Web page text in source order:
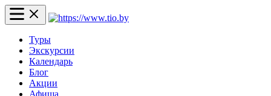
Туры
Экскурсии
Календарь
Блог
Акции
Афиша